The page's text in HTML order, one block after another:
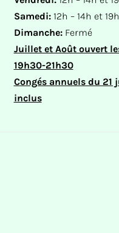
Samedi:12h – 14h et
Dimanche: Fermé
Juillet et Août ouvert
19h30-21h30
Congés annuels du
inclus